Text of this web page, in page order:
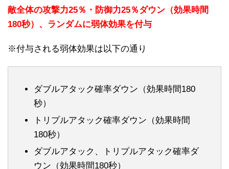
敵全体の攻撃力25％・防御力25％ダウン（効果時間
180秒）、ランダムに弱体効果を付与
※付与される弱体効果は以下の通り
ダブルアタック確率ダウン（効果時間180
秒）
トリプルアタック確率ダウン（効果時間
180秒）
ダブルアタック、トリプルアタック確率ダ
ウン（効果時間180秒）